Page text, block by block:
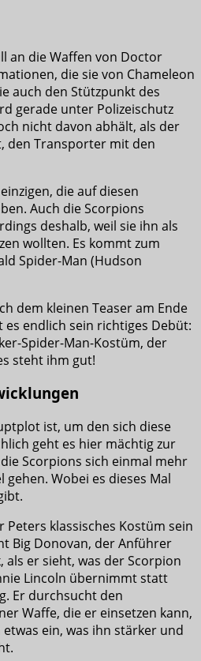
an die Waffen von Doctor
die sie von Chameleon
auch den Stützpunkt des
gerade unter Polizeischutz
nicht davon abhält, als der
den Transporter mit den
die auf diesen
Auch die Scorpions
deshalb, weil sie ihn als
wollten. Es kommt zum
Spider-Man (Hudson
dem kleinen Teaser am Ende
endlich sein richtiges Debüt:
Spider-Man-Kostüm, der
steht ihm gut!
ist, um den sich diese
geht es hier mächtig zur
Scorpions sich einmal mehr
gehen. Wobei es dieses Mal
klassisches Kostüm sein
Big Donovan, der Anführer
als er sieht, was der Scorpion
Lincoln übernimmt statt
Er durchsucht den
Waffe, die er einsetzen kann,
ein, was ihn stärker und